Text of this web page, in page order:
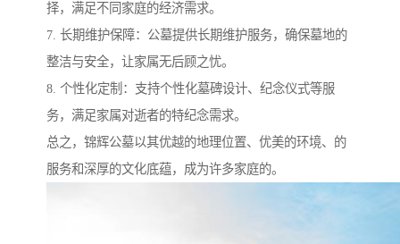
择，满足不同家庭的经济需求。
7. 长期维护保障：公墓提供长期维护服务，确保墓地的
整洁与安全，让家属无后顾之忧。
8. 个性化定制：支持个性化墓碑设计、纪念仪式等服
务，满足家属对逝者的特纪念需求。
总之，锦辉公墓以其优越的地理位置、优美的环境、的
服务和深厚的文化底蕴，成为许多家庭的。